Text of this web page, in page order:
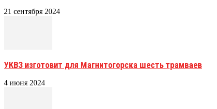
21 сентября 2024
УКВЗ изготовит для Магнитогорска шесть трамваев
4 июня 2024